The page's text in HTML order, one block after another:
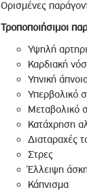
Ορισμένες
Τροποποιήσιμοι
Υψηλή
Καρδιακή
Υπνική
Υπερβολικό
Μεταβολικό
Κατάχρηση
Διαταραχές
Στρες
Έλλειψη
Κάπνισμα